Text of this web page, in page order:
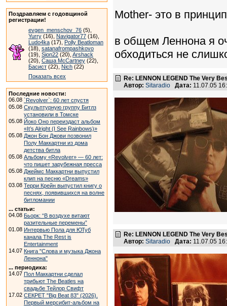
Поздравляем с годовщиной
регистрации!
evgen_menschov_76 (5),
Yurry (16), Navigator77 (16),
Ludo4ka (17), Polly Beatloman
(18), satanafrompashkovo
(19), Sion22 (20), Arshack
(20), Саша McCartney (22),
Басист (22), Nich (22)
Показать всех
Последние новости:
06.08 `Revolver`: 60 лет спустя
05.08 Скульптурную группу Битлз
установили в Томске
05.08 Йоко Оно переиздаст альбом
«It’s Alright (I See Rainbows)»
05.08 Джон Бон Джови позвонил
Полу Маккартни из дома
детства битла
05.08 Альбому «Revolver» — 60 лет:
что пишет зарубежная пресса
05.08 Джеймс Маккартни выпустил
клип на песню «Dreams»
03.08 Терри Крейн выпустил книгу о
песнях, появившихся на волне
битломании
... статьи:
04.08 Бьорк: “В воздухе витают
разительные перемены”
01.08 Интервью Пола для ЮТуб
канала The Rest is
Entertainment
14.07 Книга "Слова и музыка Джона
Леннона"
... периодика:
14.07 Пол Маккартни сделал
трибьют The Beatles на
свадьбе Тейлор Свифт
17.02 СЕКРЕТ "Big Beat 83" (2026).
Первый мерсибит-альбом на
Mother- это в
в общем Леннона я
обходиться не
Re: LENNON LEGEND The Very
Автор: Sitaradio Дата: 11.07.05
Re: LENNON LEGEND The Very
Автор: Sitaradio Дата: 11.07.05